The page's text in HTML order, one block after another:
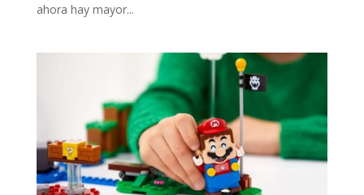
ahora hay mayor...